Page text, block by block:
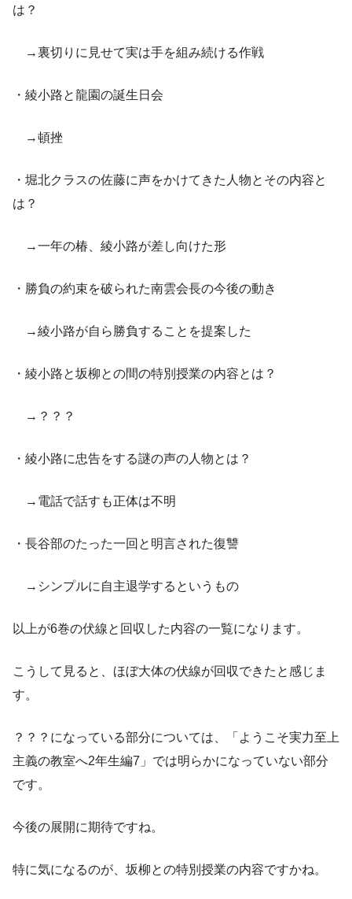
は？
→裏切りに見せて実は手を組み続ける作戦
・綾小路と龍園の誕生日会
→頓挫
・堀北クラスの佐藤に声をかけてきた人物とその内容と
は？
→一年の椿、綾小路が差し向けた形
・勝負の約束を破られた南雲会長の今後の動き
→綾小路が自ら勝負することを提案した
・綾小路と坂柳との間の特別授業の内容とは？
→？？？
・綾小路に忠告をする謎の声の人物とは？
→電話で話すも正体は不明
・長谷部のたった一回と明言された復讐
→シンプルに自主退学するというもの
以上が6巻の伏線と回収した内容の一覧になります。
こうして見ると、ほぼ大体の伏線が回収できたと感じま
す。
？？？になっている部分については、「ようこそ実力至上
主義の教室へ2年生編7」では明らかになっていない部分
です。
今後の展開に期待ですね。
特に気になるのが、坂柳との特別授業の内容ですかね。